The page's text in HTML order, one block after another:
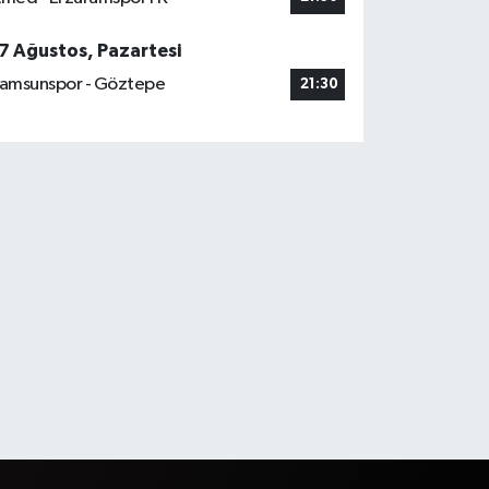
Ağustos, Pazartesi
- Göztepe
21:30